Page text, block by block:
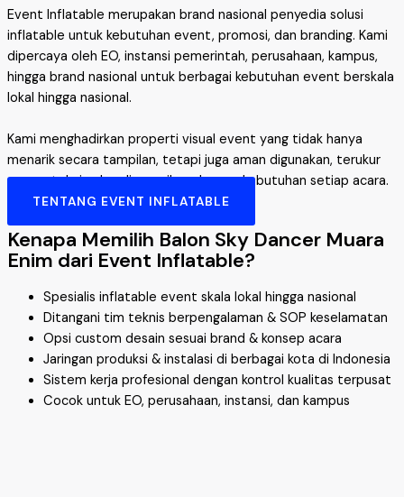
Event Inflatable merupakan brand nasional penyedia solusi
inflatable untuk kebutuhan event, promosi, dan branding. Kami
dipercaya oleh EO, instansi pemerintah, perusahaan, kampus,
hingga brand nasional untuk berbagai kebutuhan event berskala
lokal hingga nasional.
Kami menghadirkan properti visual event yang tidak hanya
menarik secara tampilan, tetapi juga aman digunakan, terukur
secara teknis, dan disesuaikan dengan kebutuhan setiap acara.
TENTANG EVENT INFLATABLE
Kenapa Memilih Balon Sky Dancer Muara
Enim dari Event Inflatable?
Spesialis inflatable event skala lokal hingga nasional
Ditangani tim teknis berpengalaman & SOP keselamatan
Opsi custom desain sesuai brand & konsep acara
Jaringan produksi & instalasi di berbagai kota di Indonesia
Sistem kerja profesional dengan kontrol kualitas terpusat
Cocok untuk EO, perusahaan, instansi, dan kampus